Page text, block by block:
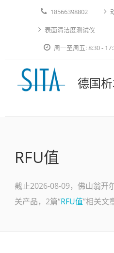
18566398802
表面清洁度测试仪
周一至周五: 8:30 -
德国
应用实例
技术论文
免费测试
RFU值
截止2026-08-09，佛山翁开
关产品，2篇“RFU值”相关文